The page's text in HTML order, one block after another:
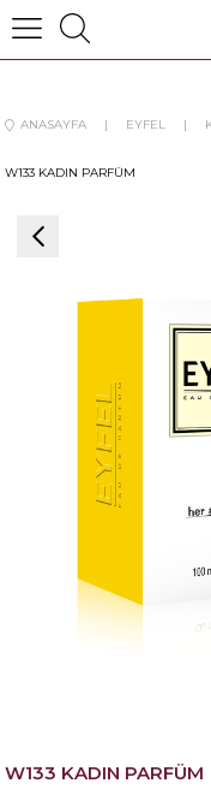
ANASAYFA EYFEL
W133 KADIN PARFÜM
W133 KADIN PARFÜM